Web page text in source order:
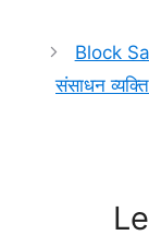
Block
संसाधन